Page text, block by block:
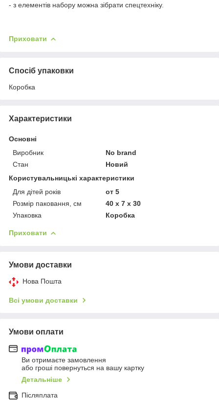
- з елементів набору можна зібрати спецтехніку.
Приховати
Спосіб упаковки
Коробка
Характеристики
Основні
Виробник
No brand
Стан
Новий
Користувальницькі характеристики
Для дітей років
от 5
Розмір паковання, см
40 x 7 x 30
Упаковка
Коробка
Приховати
Умови доставки
Нова Пошта
Всі умови доставки
Умови оплати
Ви отримаєте замовлення
або гроші повернуться на вашу картку
Детальніше
Післяплата